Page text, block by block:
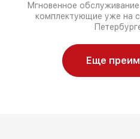
Мгновенное
комплектующие уже на
Еще